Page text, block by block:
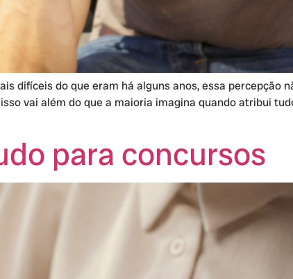
difíceis do que eram há alguns anos, essa percepção
vai além do que a maioria imagina quando atribui
para concursos